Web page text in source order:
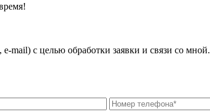
mail) с целью обработки заявки и связи со мной.